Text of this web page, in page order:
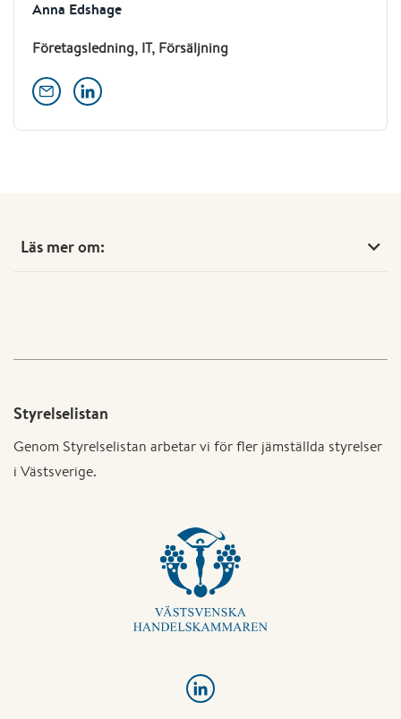
Anna Edshage
Företagsledning, IT, Försäljning
Läs mer om:
Styrelselistan
Genom Styrelselistan arbetar vi för fler jämställda styrelser
i Västsverige.